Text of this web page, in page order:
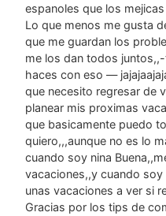
espanoles que los mejicas
Lo que menos me gusta
que me guardan los
me los dan todos
haces con eso —
que necesito regresar de
planear mis proximas
que basicamente puedo
quiero,,,aunque no es lo
cuando soy nina
vacaciones,,y cuando soy
unas vacaciones a ver si
Gracias por los tips de